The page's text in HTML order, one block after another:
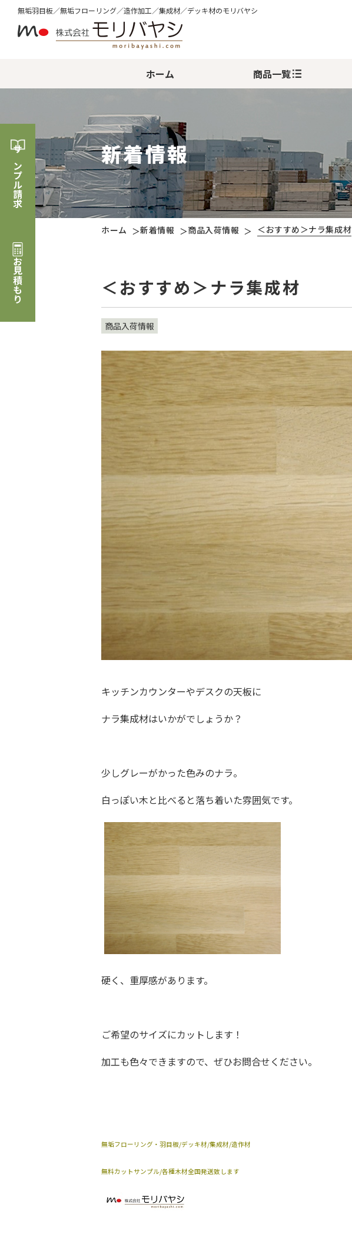
無垢⽻⽬板／無垢フローリング／造作加⼯／集成材／デッキ材のモリバヤシ
ホーム 商品一覧
新着情報
ホーム ＞新着情報 ＞商品入荷情報 ＞ ＜おすすめ＞ナラ集成材
＜おすすめ＞ナラ集成材
商品入荷情報
キッチンカウンターやデスクの天板に
ナラ集成材はいかがでしょうか？
少しグレーがかった色みのナラ。
白っぽい木と比べると落ち着いた雰囲気です。
硬く、重厚感があります。
ご希望のサイズにカットします！
加工も色々できますので、ぜひお問合せください。
無垢フローリング・羽目板/デッキ材/集成材/造作材
無料カットサンプル/各種木材全国発送致します
サンプル請求
お見積もり